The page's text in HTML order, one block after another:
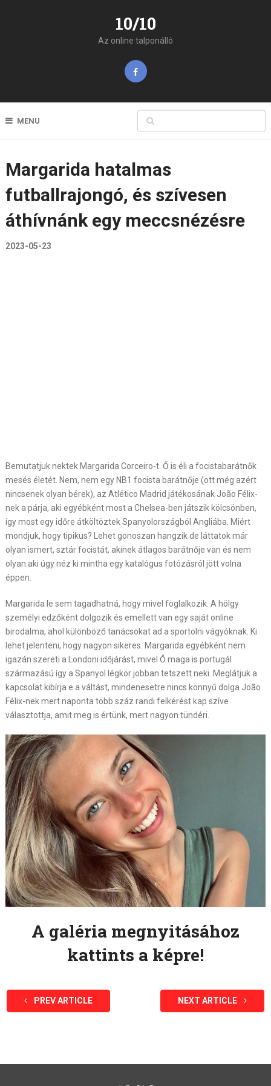
10/10
Az online talponálló
MENU
Margarida hatalmas
futballrajongó, és szívesen
áthívnánk egy meccsnézésre
2023-05-23
Bemutatjuk nektek Margarida Corceiro-t. Ő is éli a focistabarátnők
mesés életét. Nem, nem egy NB1 focista barátnője (ott még azért
nincsenek olyan bérek), az Atlético Madrid játékosának João Félix-
nek a párja, aki egyébként most a Chelsea-ben játszik kölcsönben,
így most egy időre átköltöztek Spanyolországból Angliába. Miért
mondjuk, hogy tipikus? Lehet gonoszan hangzik de láttatok már
olyan ismert, sztár focistát, akinek átlagos barátnője van és nem
olyan aki úgy néz ki mintha egy katalógus fotózásról jött volna
éppen.
Margarida le sem tagadhatná, hogy mivel foglalkozik. A hölgy
személyi edzőként dolgozik és emellett van egy saját online
birodalma, ahol különböző tanácsokat ad a sportolni vágyóknak. Ki
lehet jelenteni, hogy nagyon sikeres. Margarida egyébként nem
igazán szereti a Londoni időjárást, mivel Ő maga is portugál
származású így a Spanyol légkör jobban tetszett neki. Meglátjuk a
kapcsolat kibírja e a váltást, mindenesetre nincs könnyű dolga João
Félix-nek mert naponta több száz randi felkérést kap szíve
választottja, amit meg is értünk, mert nagyon tündéri.
A galéria megnyitásához
kattints a képre!
PREV ARTICLE NEXT ARTICLE